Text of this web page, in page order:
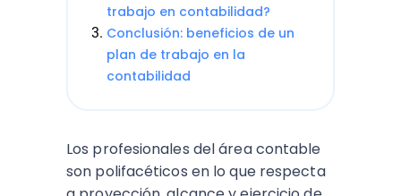
trabajo en contabilidad?
Conclusión: beneficios de un
plan de trabajo en la
contabilidad
Los profesionales del área contable
son polifacéticos en lo que respecta